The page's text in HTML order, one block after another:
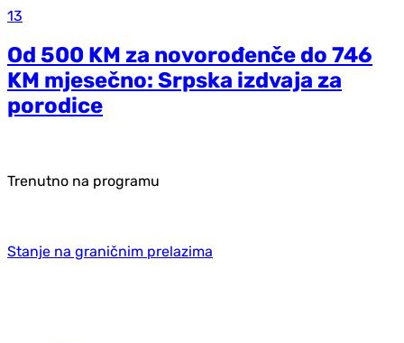
13
Od 500 KM za novorođenče do 746
KM mjesečno: Srpska izdvaja za
porodice
Trenutno na programu
Stanje na graničnim prelazima